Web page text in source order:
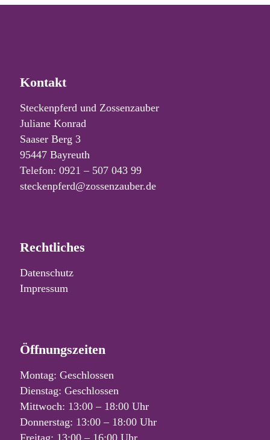
Kontakt
Steckenpferd und Zossenzauber
Juliane Konrad
Saaser Berg 3
95447 Bayreuth
Telefon: 0921 – 507 043 99
steckenpferd@zossenzauber.de
Rechtliches
Datenschutz
Impressum
Öffnungszeiten
Montag: Geschlossen
Dienstag: Geschlossen
Mittwoch: 13:00 – 18:00 Uhr
Donnerstag: 13:00 – 18:00 Uhr
Freitag: 13:00 – 16:00 Uhr